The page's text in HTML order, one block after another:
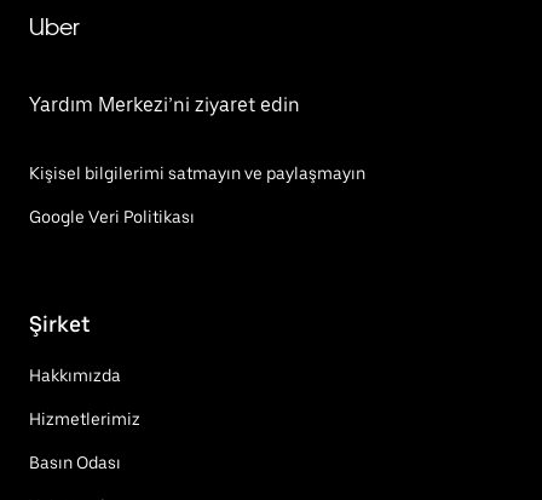
Uber
Yardım Merkezi’ni ziyaret edin
Kişisel bilgilerimi satmayın ve paylaşmayın
Google Veri Politikası
Şirket
Hakkımızda
Hizmetlerimiz
Basın Odası